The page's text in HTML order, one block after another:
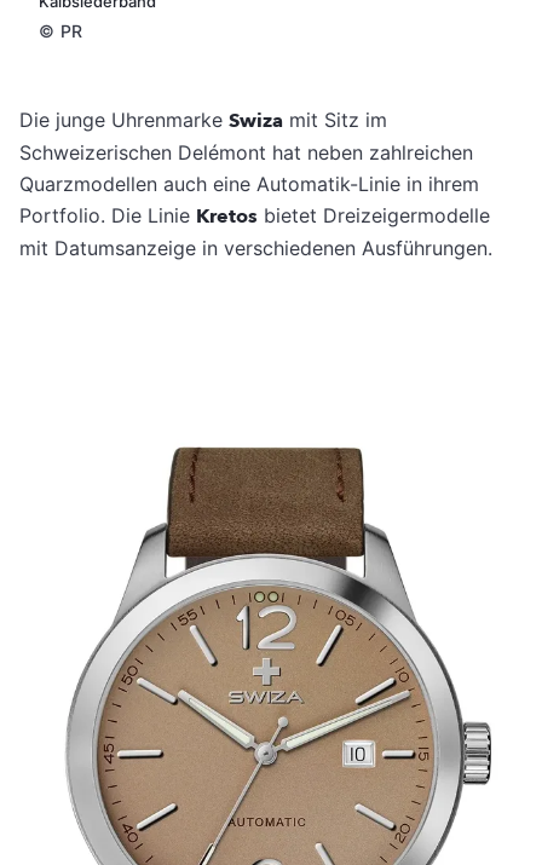
© PR
Die junge Uhrenmarke Swiza mit Sitz im
Schweizerischen Delémont hat neben zahlreichen
Quarzmodellen auch eine Automatik-Linie in ihrem
Portfolio. Die Linie Kretos bietet Dreizeigermodelle
mit Datumsanzeige in verschiedenen Ausführungen.